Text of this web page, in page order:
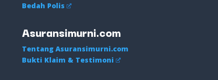
Bedah Polis
Asuransimurni.com
Tentang Asuransimurni.com
Bukti Klaim & Testimoni